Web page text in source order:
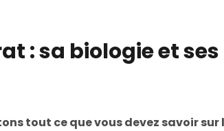
: sa biologie et
tout ce que vous devez savoir sur